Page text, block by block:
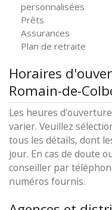
personnalisées
Prêts
Assurances
Plan de retraite
Horaires
Romain-de-
Les heures
varier. Veuillez
tous les détails, dont
jour. En cas de doute
conseiller par
numéros fournis.